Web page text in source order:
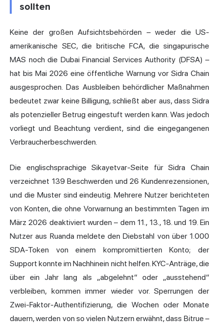
sollten
Keine der großen Aufsichtsbehörden – weder die US-
amerikanische SEC, die britische FCA, die singapurische
MAS noch die Dubai Financial Services Authority (DFSA) –
hat bis Mai 2026 eine öffentliche Warnung vor Sidra Chain
ausgesprochen. Das Ausbleiben behördlicher Maßnahmen
bedeutet zwar keine Billigung, schließt aber aus, dass Sidra
als potenzieller Betrug eingestuft werden kann. Was jedoch
vorliegt und Beachtung verdient, sind die eingegangenen
Verbraucherbeschwerden.
Die englischsprachige Sikayetvar-Seite für Sidra Chain
verzeichnet 139 Beschwerden und 26 Kundenrezensionen,
und die Muster sind eindeutig. Mehrere Nutzer berichteten
von Konten, die ohne Vorwarnung an bestimmten Tagen im
März 2026 deaktiviert wurden – dem 11., 13., 18. und 19. Ein
Nutzer aus Ruanda meldete den Diebstahl von über 1.000
SDA-Token von einem kompromittierten Konto; der
Support konnte im Nachhinein nicht helfen. KYC-Anträge, die
über ein Jahr lang als „abgelehnt“ oder „ausstehend“
verbleiben, kommen immer wieder vor. Sperrungen der
Zwei-Faktor-Authentifizierung, die Wochen oder Monate
dauern, werden von so vielen Nutzern erwähnt, dass Bitrue –